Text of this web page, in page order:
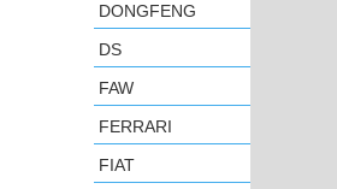
DONGFENG
DS
FAW
FERRARI
FIAT